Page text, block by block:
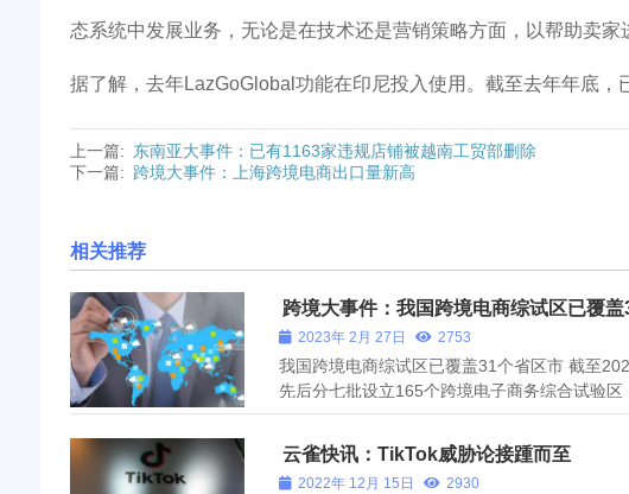
态系统中发展业务，无论是在技术还是营销策略方面，以帮助卖家
据了解，去年LazGoGlobal功能在印尼投入使用。截至去年年底
上一篇: 东南亚大事件：已有1163家违规店铺被越南工贸部删除
下一篇: 跨境大事件：上海跨境电商出口量新高
相关推荐
跨境大事件：我国跨境电商综试区已覆
2023年 2月 27日 2753
我国跨境电商综试区已覆盖31个省区市 截至
先后分七批设立165个跨境电子商务综合试验区
市，基本形成了陆海内外联动、东西双向互济
在商务部的例行发布会上说，近年来，综试区
创新高地，有效助力...
云雀快讯：TikTok威胁论接踵而至
2022年 12月 15日 2930